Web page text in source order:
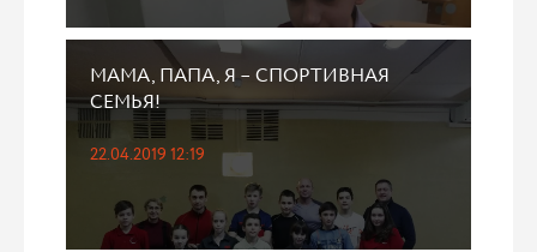
МАМА, ПАПА, Я – СПОРТИВНАЯ
СЕМЬЯ!
22.04.2019 12:19